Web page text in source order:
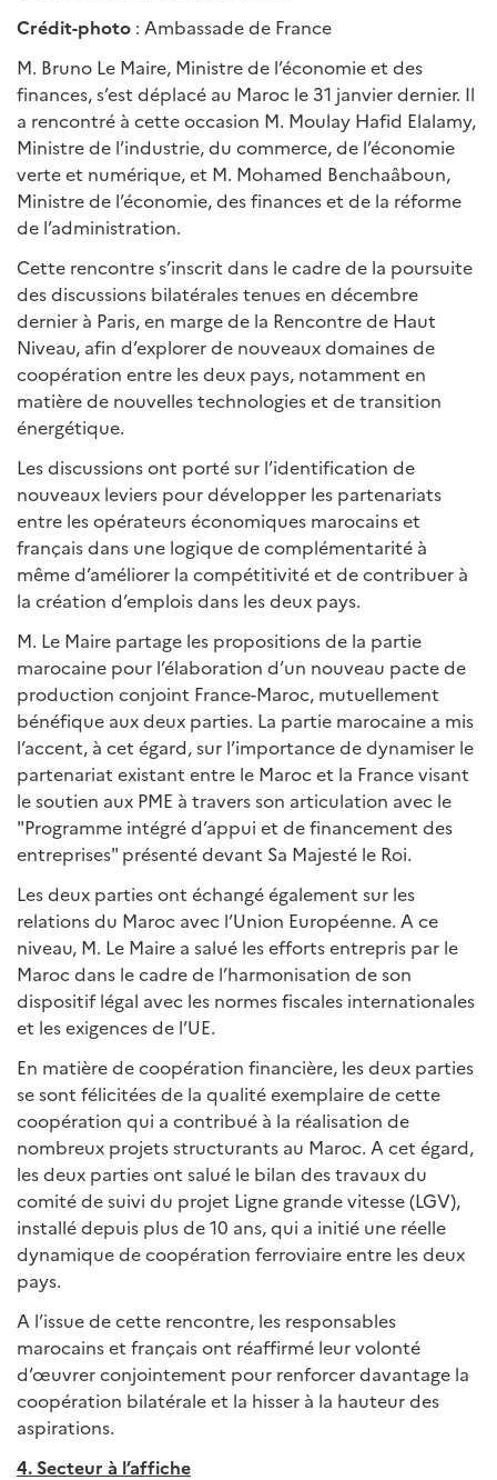
Crédit-photo : Ambassade de France
M. Bruno Le Maire, Ministre de l’économie et des
finances, s’est déplacé au Maroc le 31 janvier dernier. Il
a rencontré à cette occasion M. Moulay Hafid Elalamy,
Ministre de l’industrie, du commerce, de l’économie
verte et numérique, et M. Mohamed Benchaâboun,
Ministre de l’économie, des finances et de la réforme
de l’administration.
Cette rencontre s’inscrit dans le cadre de la poursuite
des discussions bilatérales tenues en décembre
dernier à Paris, en marge de la Rencontre de Haut
Niveau, afin d’explorer de nouveaux domaines de
coopération entre les deux pays, notamment en
matière de nouvelles technologies et de transition
énergétique.
Les discussions ont porté sur l’identification de
nouveaux leviers pour développer les partenariats
entre les opérateurs économiques marocains et
français dans une logique de complémentarité à
même d’améliorer la compétitivité et de contribuer à
la création d’emplois dans les deux pays.
M. Le Maire partage les propositions de la partie
marocaine pour l’élaboration d’un nouveau pacte de
production conjoint France-Maroc, mutuellement
bénéfique aux deux parties. La partie marocaine a mis
l’accent, à cet égard, sur l’importance de dynamiser le
partenariat existant entre le Maroc et la France visant
le soutien aux PME à travers son articulation avec le
"Programme intégré d’appui et de financement des
entreprises" présenté devant Sa Majesté le Roi.
Les deux parties ont échangé également sur les
relations du Maroc avec l’Union Européenne. A ce
niveau, M. Le Maire a salué les efforts entrepris par le
Maroc dans le cadre de l’harmonisation de son
dispositif légal avec les normes fiscales internationales
et les exigences de l’UE.
En matière de coopération financière, les deux parties
se sont félicitées de la qualité exemplaire de cette
coopération qui a contribué à la réalisation de
nombreux projets structurants au Maroc. A cet égard,
les deux parties ont salué le bilan des travaux du
comité de suivi du projet Ligne grande vitesse (LGV),
installé depuis plus de 10 ans, qui a initié une réelle
dynamique de coopération ferroviaire entre les deux
pays.
A l’issue de cette rencontre, les responsables
marocains et français ont réaffirmé leur volonté
d’œuvrer conjointement pour renforcer davantage la
coopération bilatérale et la hisser à la hauteur des
aspirations.
4. Secteur à l’affiche